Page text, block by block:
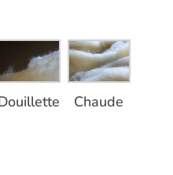
Chaude